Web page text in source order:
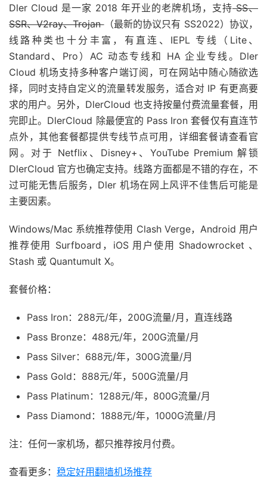
Dler Cloud 是一家 2018 年开业的老牌机场，支持SS、
SSR、V2ray、Trojan（最新的协议只有 SS2022）协议，
线路种类也十分丰富，有直连、IEPL 专线（Lite、
Standard、Pro）AC 动态专线和 HA 企业专线。Dler
Cloud 机场支持多种客户端订阅，可在网站中随心随欲选
择，同时支持自定义的流量转发服务，适合对 IP 有更高要
求的用户。另外，DlerCloud 也支持按量付费流量套餐，用
完即止。DlerCloud 除最便宜的 Pass Iron 套餐仅有直连节
点外，其他套餐都提供专线节点可用，详细套餐请查看官
网。对于 Netflix、Disney+、YouTube Premium 解锁
DlerCloud 官方也确定支持。线路方面都是不错的存在，不
过可能无售后服务，Dler 机场在网上风评不佳售后可能是
主要因素。
Windows/Mac 系统推荐使用 Clash Verge，Android 用户
推荐使用 Surfboard，iOS 用户使用 Shadowrocket 、
Stash 或 Quantumult X。
套餐价格：
Pass Iron：288元/年，200G流量/月，直连线路
Pass Bronze：488元/年，200G流量/月
Pass Silver：688元/年，300G流量/月
Pass Gold：888元/年，500G流量/月
Pass Platinum：1288元/年，800G流量/月
Pass Diamond：1888元/年，1000G流量/月
注：任何一家机场，都只推荐按月付费。
查看更多： 稳定好用翻墙机场推荐